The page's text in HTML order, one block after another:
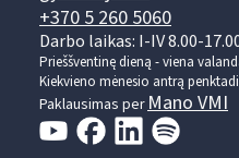
+370 5 260 5060
Darbo laikas: I-IV 8.00-
Prieššventinę dieną - viena
Kiekvieno mėnesio antrą
Paklausimas perMano VMI